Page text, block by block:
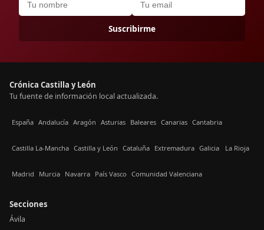
Suscribirme
Crónica Castilla y León
Tu fuente de información local actualizada.
España Andalucía Aragón Asturias Baleares Canarias Cantabria
Castilla La-Mancha Castilla y León Cataluña Extremadura Galicia La Rioja
Madrid Murcia Navarra País Vasco Comunidad Valenciana
Secciones
Ávila